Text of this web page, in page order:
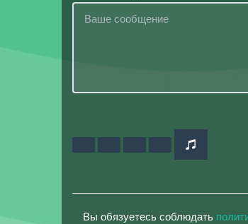
Вы обязуетесь соблюдать